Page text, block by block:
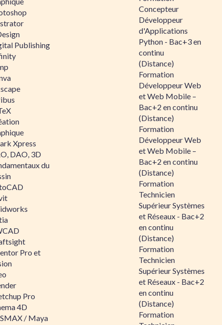
Publishing
Xpress
DAO, 3D
du
Pro et
Pro
4D
/ Maya
Concepteur
Développeur
d'Applications
Python - Bac+3 en
continu
(Distance)
Formation
Développeur Web
et Web Mobile –
Bac+2 en continu
(Distance)
Formation
Développeur Web
et Web Mobile –
Bac+2 en continu
(Distance)
Formation
Technicien
Supérieur Systèmes
et Réseaux - Bac+2
en continu
(Distance)
Formation
Technicien
Supérieur Systèmes
et Réseaux - Bac+2
en continu
(Distance)
Formation